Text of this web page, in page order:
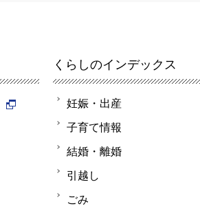
くらしのインデックス
妊娠・出産
子育て情報
結婚・離婚
引越し
ごみ